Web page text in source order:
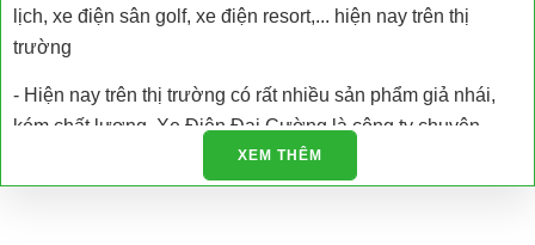
lịch, xe điện sân golf, xe điện resort,... hiện nay trên thị
trường
- Hiện nay trên thị trường có rất nhiều sản phẩm giả nhái,
kém chất lượng. Xe Điện Đại Cường là công ty chuyên
nhập khẩu các loại xe điện và phụ tùng xe điện trực tiếp tại
nhà máy sản xuất đảm bảo chất lượng và có giấy tờ được
XEM THÊM